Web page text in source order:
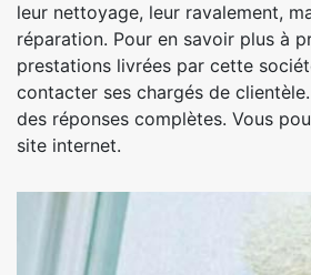
leur nettoyage, leur ravalement,
réparation. Pour en savoir plus à
prestations livrées par cette
contacter ses chargés de
des réponses complètes. Vous
site internet.